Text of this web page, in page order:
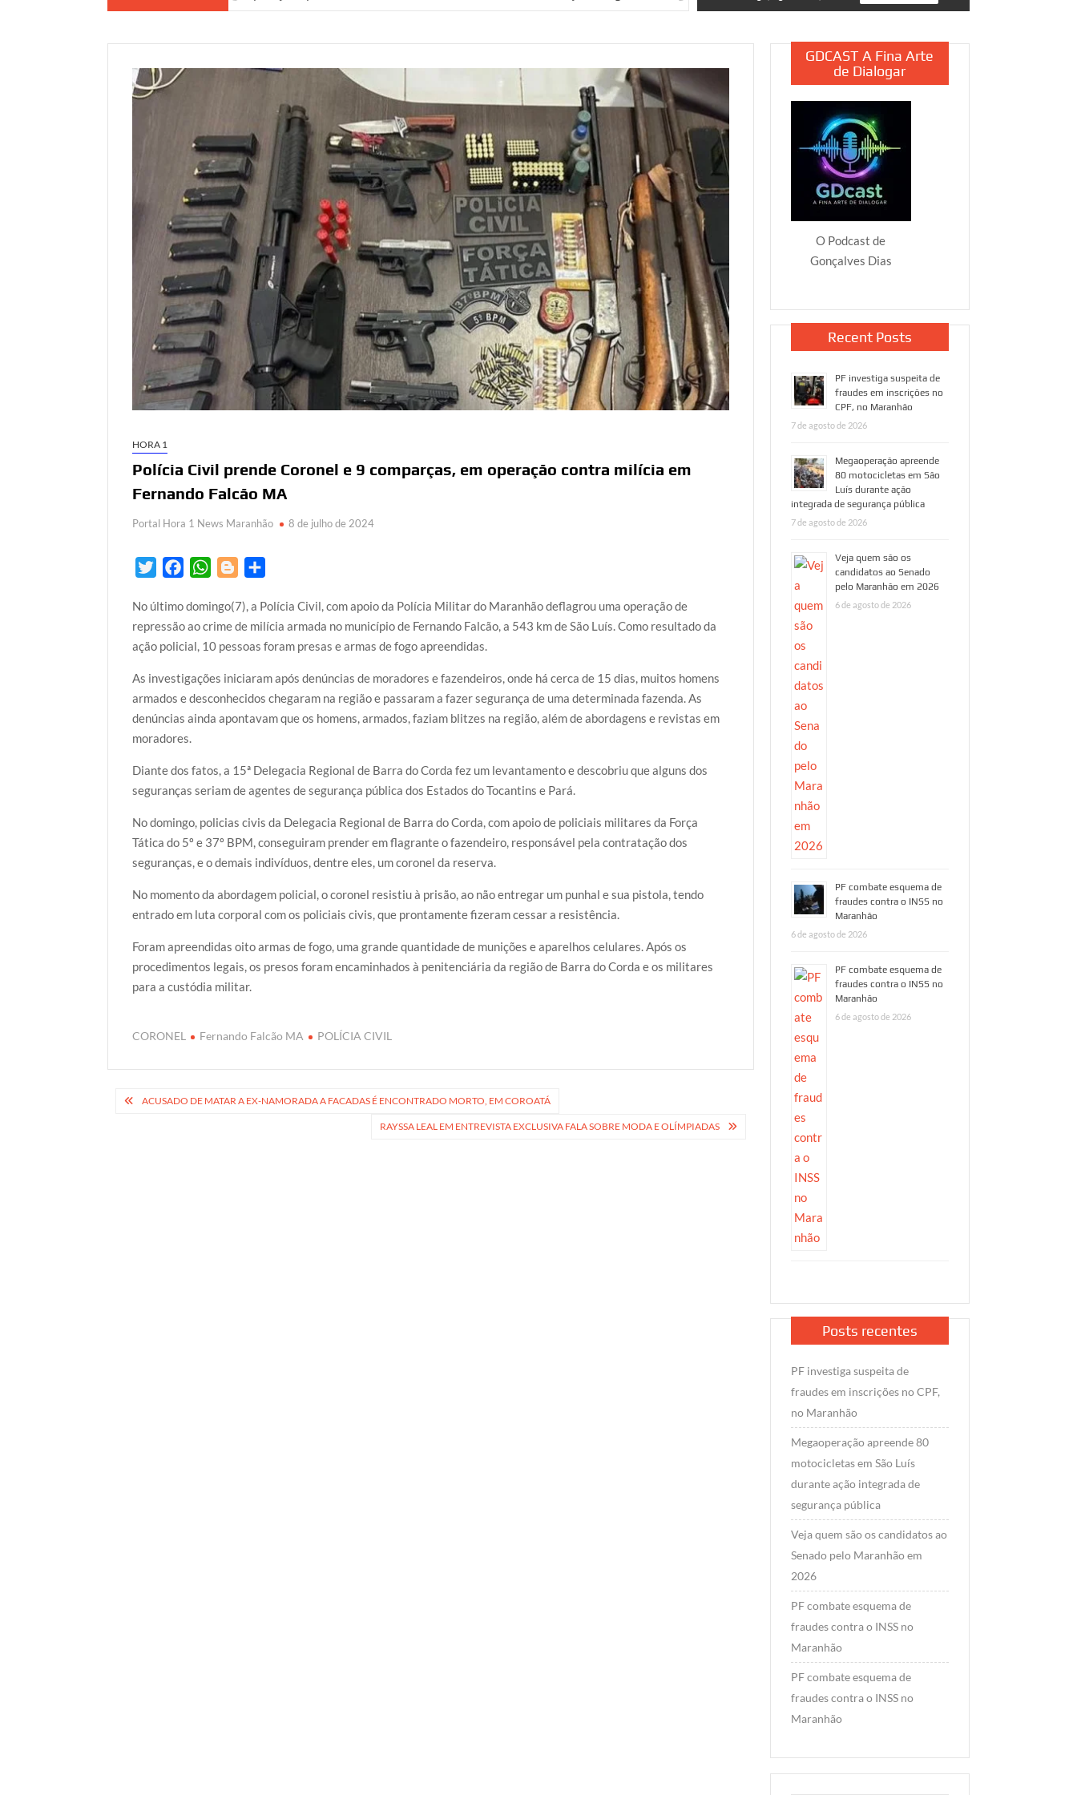
HORA 1
Polícia Civil prende Coronel e 9 comparças, em operação contra milícia em
Fernando Falcão MA
Portal Hora 1 News Maranhão 8 de julho de 2024
i
t
t
c
e
b
W
a
t
s
o
g
g
e
a
r
e
No último domingo(7), a Polícia Civil, com apoio da Polícia Militar do Maranhão deflagrou uma operação de
repressão ao crime de milícia armada no município de Fernando Falcão, a 543 km de São Luís. Como resultado da
ação policial, 10 pessoas foram presas e armas de fogo apreendidas.
As investigações iniciaram após denúncias de moradores e fazendeiros, onde há cerca de 15 dias, muitos homens
armados e desconhecidos chegaram na região e passaram a fazer segurança de uma determinada fazenda. As
denúncias ainda apontavam que os homens, armados, faziam blitzes na região, além de abordagens e revistas em
moradores.
Diante dos fatos, a 15ª Delegacia Regional de Barra do Corda fez um levantamento e descobriu que alguns dos
seguranças seriam de agentes de segurança pública dos Estados do Tocantins e Pará.
No domingo, policias civis da Delegacia Regional de Barra do Corda, com apoio de policiais militares da Força
Tática do 5º e 37º BPM, conseguiram prender em flagrante o fazendeiro, responsável pela contratação dos
seguranças, e o demais indivíduos, dentre eles, um coronel da reserva.
No momento da abordagem policial, o coronel resistiu à prisão, ao não entregar um punhal e sua pistola, tendo
entrado em luta corporal com os policiais civis, que prontamente fizeram cessar a resistência.
Foram apreendidas oito armas de fogo, uma grande quantidade de munições e aparelhos celulares. Após os
procedimentos legais, os presos foram encaminhados à penitenciária da região de Barra do Corda e os militares
para a custódia militar.
CORONEL Fernando Falcão MA POLÍCIA CIVIL
Navegação
ACUSADO DE MATAR A EX-NAMORADA A FACADAS É ENCONTRADO MORTO, EM COROATÁ
RAYSSA LEAL EM ENTREVISTA EXCLUSIVA FALA SOBRE MODA E OLÍMPIADAS
GDCAST A Fina Arte
de Dialogar
O Podcast de
Gonçalves Dias
Recent Posts
PF investiga suspeita de
fraudes em inscrições no
CPF, no Maranhão
7 de agosto de 2026
Megaoperação apreende
80 motocicletas em São
Luís durante ação
integrada de segurança pública
7 de agosto de 2026
Veja quem são os
candidatos ao Senado
pelo Maranhão em 2026
6 de agosto de 2026
PF combate esquema de
fraudes contra o INSS no
Maranhão
6 de agosto de 2026
PF combate esquema de
fraudes contra o INSS no
Maranhão
6 de agosto de 2026
Posts recentes
PF investiga suspeita de
fraudes em inscrições no CPF,
no Maranhão
Megaoperação apreende 80
motocicletas em São Luís
durante ação integrada de
segurança pública
Veja quem são os candidatos ao
Senado pelo Maranhão em
2026
PF combate esquema de
fraudes contra o INSS no
Maranhão
PF combate esquema de
fraudes contra o INSS no
Maranhão